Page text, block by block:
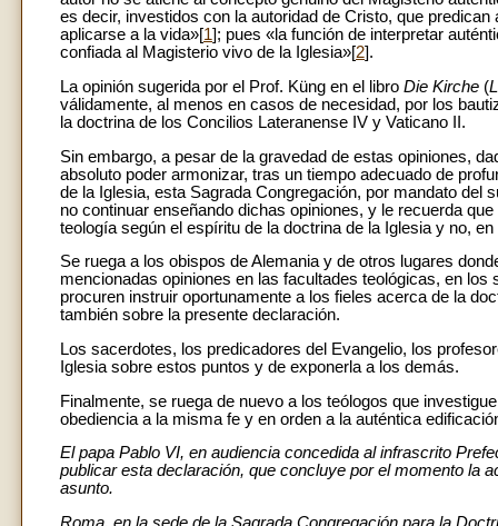
es decir, investidos con la autoridad de Cristo, que
aplicarse a la vida»[1]; pues «la función de interpretar
confiada al Magisterio vivo de la Iglesia»[2].
La opinión sugerida por el Prof. Küng en el libro Die Kirche (
válidamente, al menos en casos de necesidad, por los
la doctrina de los Concilios Lateranense IV y Vaticano II.
Sin embargo, a pesar de la gravedad de estas opiniones,
absoluto poder armonizar, tras un tiempo adecuado de
de la Iglesia, esta Sagrada Congregación, por mandato del
no continuar enseñando dichas opiniones, y le recuerda
teología según el espíritu de la doctrina de la Iglesia y no,
Se ruega a los obispos de Alemania y de otros lugares
mencionadas opiniones en las facultades teológicas, en
procuren instruir oportunamente a los fieles acerca de la
también sobre la presente declaración.
Los sacerdotes, los predicadores del Evangelio, los
Iglesia sobre estos puntos y de exponerla a los demás.
Finalmente, se ruega de nuevo a los teólogos que
obediencia a la misma fe y en orden a la auténtica
El papa Pablo VI, en audiencia concedida al infrascrito
publicar esta declaración, que concluye por el momento la
asunto.